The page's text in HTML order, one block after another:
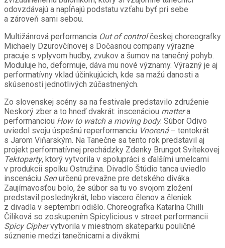
odovzdávajú a napĺňajú podstatu vzťahu byť pri sebe
a zároveň sami sebou.
Multižánrová performancia Out of controlčeskej choreografky
Michaely Dzurovčínovej s Dočasnou company výrazne
pracuje s vplyvom hudby, zvukov a šumov na tanečný pohyb.
Moduluje ho, deformuje, dáva mu nové významy. Výrazný je aj
performatívny vklad účinkujúcich, kde sa mažú danosti a
skúsenosti jednotlivých zúčastnených.
Zo slovenskej scény sa na festivale predstavilo združenie
Neskorý zber a to hneď dvakrát: inscenáciou mattera
performanciou How to watch a moving body. Súbor Odivo
uviedol svoju úspešnú reperformanciu Vnorená– tentokrát
s Jarom Viňarským. Na Tanečne sa tento rok predstavil aj
projekt performatívnej prechádzky Zdenky Brungot Svítekovej
Tektoparty, ktorý vytvorila v spolupráci s ďalšími umelcami
v produkcii spolku Ostružina. Divadlo Štúdio tanca uviedlo
inscenáciu Senurčenú prevažne pre detského diváka.
Zaujímavosťou bolo, že súbor sa tu vo svojom zložení
predstavil poslednýkrát, lebo viacero členov a členiek
z divadla v septembri odišlo. Choreografka Katarína Chilli
Čilíková so zoskupením Spicylicious v street performancii
Spicy Ciphervytvorila v miestnom skateparku pouličné
súznenie medzi tanečnicami a divákmi.